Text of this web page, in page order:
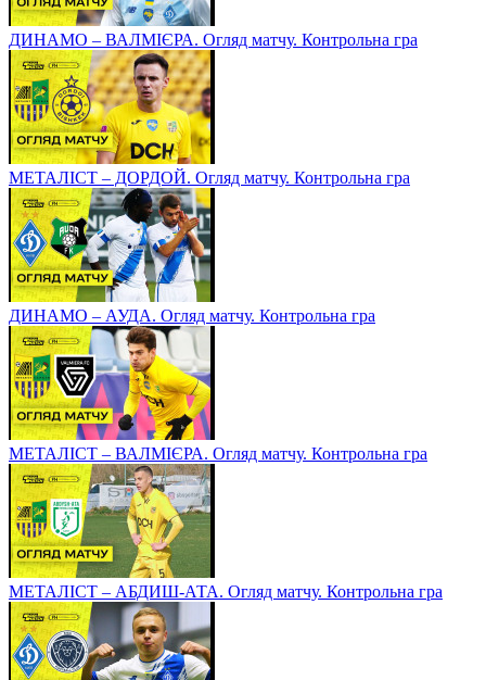
ДИНАМО – ВАЛМІЄРА. Огляд матчу. Контрольна гра
МЕТАЛІСТ – ДОРДОЙ. Огляд матчу. Контрольна гра
ДИНАМО – АУДА. Огляд матчу. Контрольна гра
МЕТАЛІСТ – ВАЛМІЄРА. Огляд матчу. Контрольна гра
МЕТАЛІСТ – АБДИШ-АТА. Огляд матчу. Контрольна гра